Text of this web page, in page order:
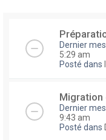
Dernier
5:29 am
Posté dans
Migration
Dernier
9:43 am
Posté dans